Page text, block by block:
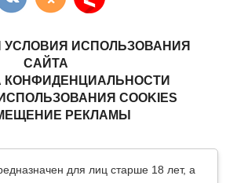
для лиц старше 18 лет, а
УСЛОВИЯ ИСПОЛЬЗОВАНИЯ
САЙТА
КОНФИДЕНЦИАЛЬНОСТИ
COOKIES
РЕКЛАМЫ
напитков.